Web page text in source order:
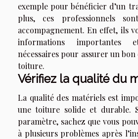
exemple pour bénéficier d’un
plus, ces professionnels
accompagnement. En effet, ils
informations importantes
nécessaires pour assurer un
toiture.
Vérifiez la qualité du
La qualité des matériels est
une toiture solide et durable.
paramètre, sachez que vous
à plusieurs problèmes après